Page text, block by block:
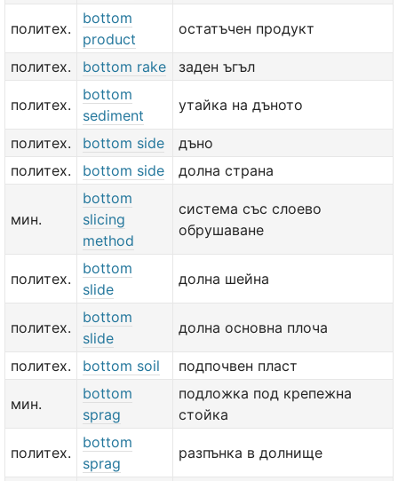
политех.
bottom
product
остатъчен продукт
политех. bottom rake заден ъгъл
политех.
bottom
sediment
утайка на дъното
политех. bottom side
дъно
политех.
bottom side долна страна
мин.
bottom
slicing
method
система със слоево
обрушаване
политех.
bottom
slide
долна шейна
политех.
bottom
slide
долна основна плоча
политех. bottom soil подпочвен пласт
мин.
bottom
sprag
подложка под крепежна
стойка
политех.
bottom
sprag
разпънка в долнище